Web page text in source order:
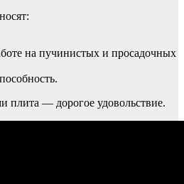
на пучинистых и просадочных
плита — дорогое удовольствие.